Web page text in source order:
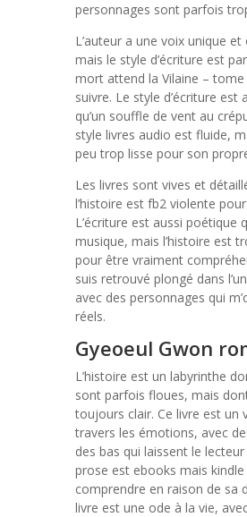
personnages sont parfois
L’auteur a une voix unique et
mais le style d’écriture est
mort attend la Vilaine –
suivre. Le style d’écriture est
qu’un souffle de vent au
style livres audio est fluide,
peu trop lisse pour son
Les livres sont vives et
l’histoire est fb2 violente
L’écriture est aussi poétique
musique, mais l’histoire est
pour être vraiment
suis retrouvé plongé dans
avec des personnages qui
réels.
Gyeoeul Gwon
L’histoire est un labyrinthe
sont parfois floues, mais
toujours clair. Ce livre est un
travers les émotions, avec
des bas qui laissent le
prose est ebooks mais
comprendre en raison de sa
livre est une ode à la vie,